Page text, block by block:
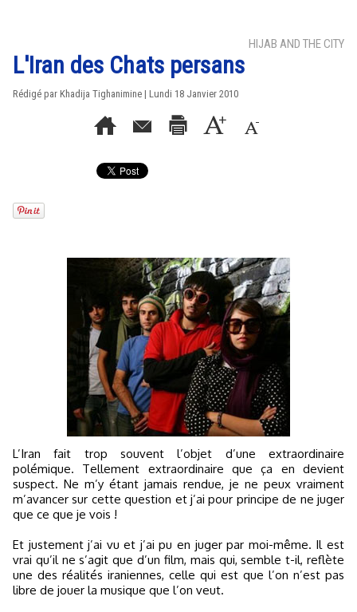
HIJAB AND THE CITY
L'Iran des Chats persans
Rédigé par Khadija Tighanimine | Lundi 18 Janvier 2010
L’Iran fait trop souvent l’objet d’une extraordinaire
polémique. Tellement extraordinaire que ça en devient
suspect. Ne m’y étant jamais rendue, je ne peux vraiment
m’avancer sur cette question et j’ai pour principe de ne juger
que ce que je vois !
Et justement j’ai vu et j’ai pu en juger par moi-même. Il est
vrai qu’il ne s’agit que d’un film, mais qui, semble t-il, reflète
une des réalités iraniennes, celle qui est que l’on n’est pas
libre de jouer la musique que l’on veut.